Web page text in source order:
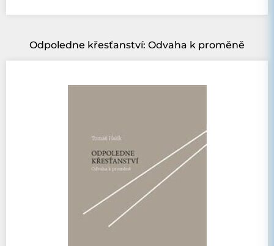
Odpoledne křesťanství: Odvaha k proměně